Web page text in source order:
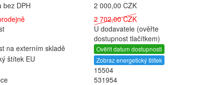
bez DPH
2 000,00 CZK
2 702,00 CZK
U dodavatele (ověřte
dostupnost tlačítkem)
na externím skladě
Ověřit datum dostupnosti
štítek EU Zobraz energetický štítek
15504
531954